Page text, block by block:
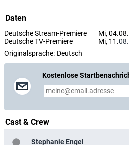
Daten
Deutsche Stream-Premiere
Mi,
Deutsche TV-Premiere
Mi, 11.
Originalsprache: Deutsch
Kostenlose
Cast & Crew
Stephanie Engel